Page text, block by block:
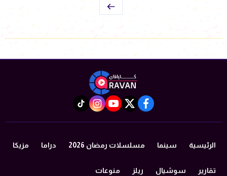
facebook
twitter
youtube
instagram
tiktok
الرئيسية سينما مسلسلات رمضان 2026 دراما مزيكا
تقارير سوشيال ريلز منوعات